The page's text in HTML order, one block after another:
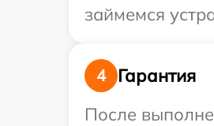
займемся
4
Гарантия
После